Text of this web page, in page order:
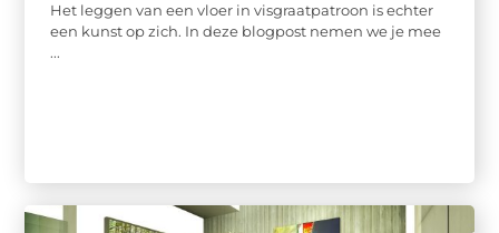
Het leggen van een vloer in visgraatpatroon is echter
een kunst op zich. In deze blogpost nemen we je mee
...